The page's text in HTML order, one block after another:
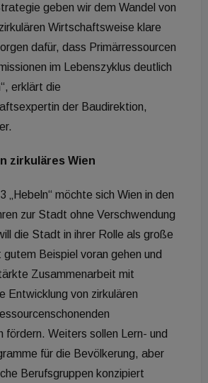
geben wir dem Wandel von
Wirtschaftsweise klare
dafür, dass Primärressourcen
im Lebenszyklus deutlich
erklärt die
der Baudirektion,
zirkuläres Wien
„Hebeln“ möchte sich Wien in den
zur Stadt ohne Verschwendung
die Stadt in ihrer Rolle als große
gutem Beispiel voran gehen und
Zusammenarbeit mit
Entwicklung von zirkulären
fördern. Weiters sollen Lern- und
für die Bevölkerung, aber
Berufsgruppen konzipiert